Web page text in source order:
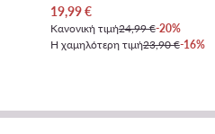
Τρέχουσα τιμή
19,99€
Κανονική τιμή24,99 €-20%
Η χαμηλότερη τιμή23,90 €-16%